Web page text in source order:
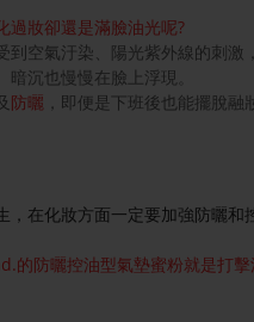
過妝卻還是滿臉油光呢?
到空氣汙染、陽光紫外線的刺
沉也慢慢在臉上浮現。
防曬 ，即便是下班後也能擺脫融
，在化妝方面一定要加強防曬
的防曬控油型氣墊蜜粉就是打擊